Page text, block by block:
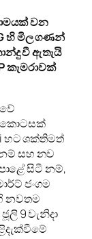
වන
හි මිල ගණන්
වී ඇතැයි
කැමරාවක්
කොටසක්
හට ශක්තිමත්
සහ නව
සිටී නම්,
ජංගම
නවතම
9 වැනිදා